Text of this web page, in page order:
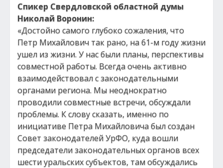
Спикер Свердловской областной думы
Николай Воронин:
«Достойно самого глубоко сожаления, что
Петр Михайлович так рано, на 61-м году жизни
ушел из жизни. У нас были планы, перспективы
совместной работы. Всегда очень активно
взаимодействовал с законодательными
органами региона. Мы неоднократно
проводили совместные встречи, обсуждали
проблемы. К слову сказать, именно по
инициативе Петра Михайловича был создан
Совет законодателей УрФО, куда вошли
председатели законодательных органов всех
шести уральских субъектов, там обсуждались